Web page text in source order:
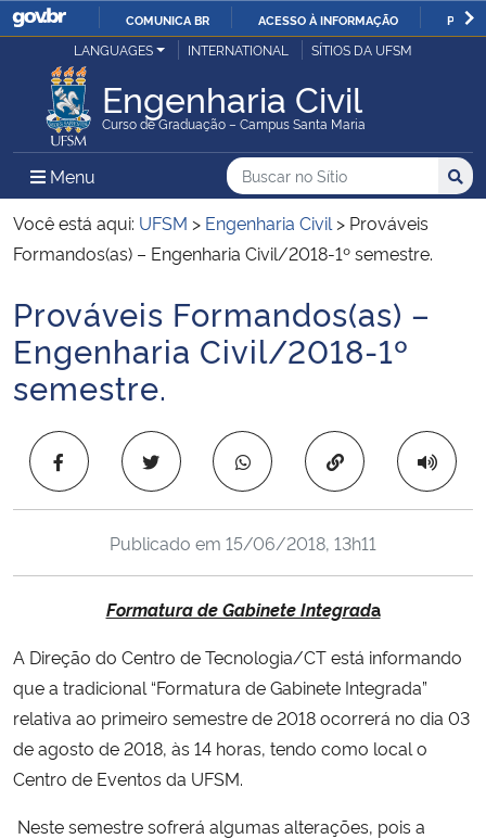
IR
O
COMUNICA BR ACESSO À INFORMAÇÃO
Ministério da Justiça e Segurança Pública
Ministério da Defesa
Ministério das Relações Exteriores
Ministério da Infraestrutura
Ministério da Agricultura, Pecuária e Abastecimento
Ministério da Educação
Ministério de Minas e Energia
Ministério do Meio Ambiente
Ministério do Turismo
LANGUAGES INTERNATIONAL SÍTIOS DA UFSM
Engenharia Civil
Curso de Graduação – Campus Santa Maria
Menu Menu Principal do Sítio
Busca
Buscar no no Sítio
Busca:
Você está aqui: UFSM > Engenharia Civil > Prováveis
Formandos(as) – Engenharia Civil/2018-1º semestre.
Início do conteúdo
Prováveis Formandos(as) –
Engenharia Civil/2018-1º
semestre.
Copiar para área
Publicado em 15/06/2018, 13h11
Formatura de Gabinete Integrada
A Direção do Centro de Tecnologia/CT está informando
que a tradicional “Formatura de Gabinete Integrada”
relativa ao primeiro semestre de 2018 ocorrerá no dia 03
de agosto de 2018, às 14 horas, tendo como local o
Centro de Eventos da UFSM.
Neste semestre sofrerá algumas alterações, pois a